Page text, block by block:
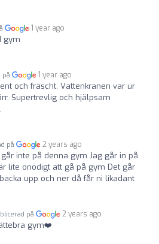
1 year ago
gym
på 1 year ago
och fräscht. Vattenkranen var ur
Supertrevlig och hjälpsam
på 2 years ago
går inte på denna gym Jag går in på
lite onödigt att gå på gym Det går
upp och ner då får ni likadant
på 2 years ago
gym❤️